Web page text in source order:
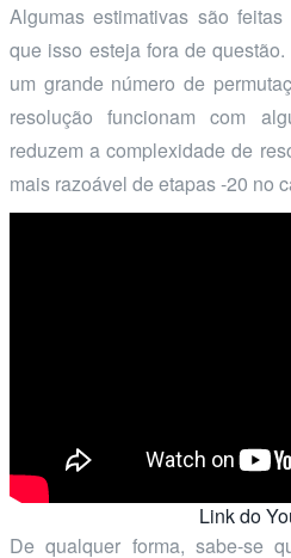
Algumas estimativas são
que isso esteja fora de
um grande número de
resolução funcionam com
reduzem a complexidade de
mais razoável de etapas -20 no
Link do
De qualquer forma, sabe-se